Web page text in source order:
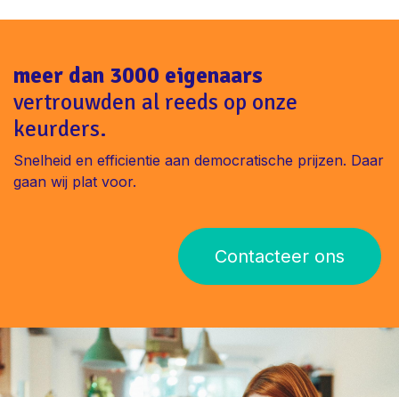
meer dan 3000 eigenaars
vertrouwden al reeds op onze
keurders.
Snelheid en efficientie aan democratische prijzen. Daar
gaan wij plat voor.
Contacteer ons